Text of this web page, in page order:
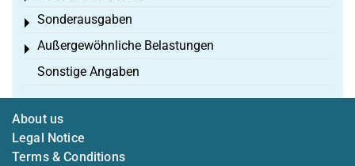
Sonderausgaben
Toggle menu
Außergewöhnliche Belastungen
Toggle menu
Sonstige Angaben
About us
Legal Notice
Terms & Conditions